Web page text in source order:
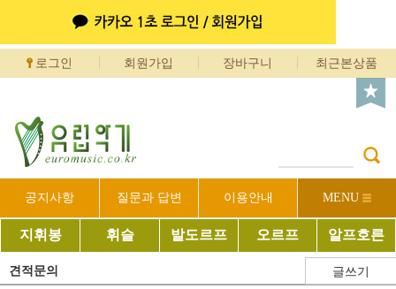
로그인 회원가입 장바구니 최근본상품
공지사항 질문과 답변 이용안내 MENU
지휘봉 휘슬 발도르프 오르프 알프호른
견적문의 글쓰기